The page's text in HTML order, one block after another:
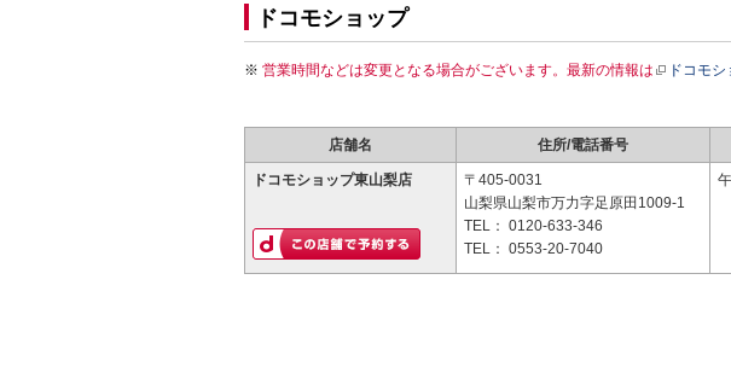
ドコモショップ
営業時間などは変更となる場合がございます。最新の情報は ドコモ
店舗名 住所/電話番号
ドコモショップ東山梨店
〒405-0031
山梨県山梨市万力字足原田1009-1
TEL： 0120-633-346
TEL： 0553-20-7040